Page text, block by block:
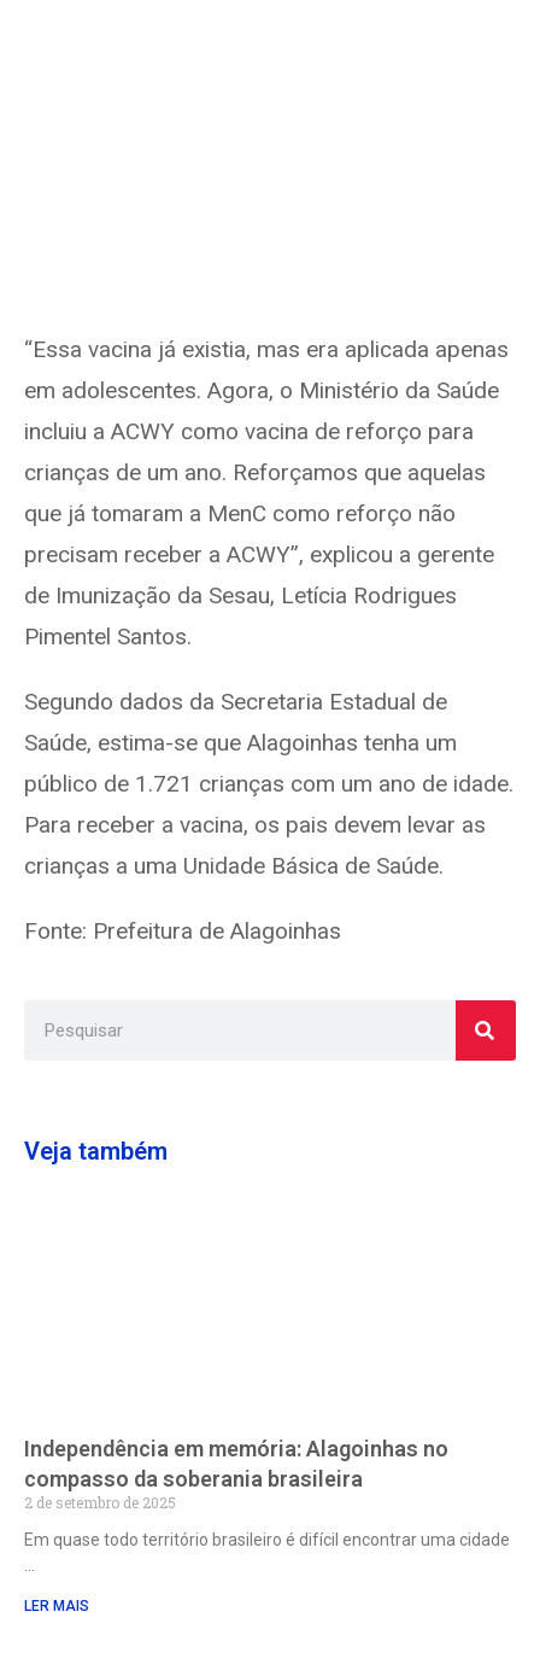
“Essa vacina já existia, mas era aplicada apenas
em adolescentes. Agora, o Ministério da Saúde
incluiu a ACWY como vacina de reforço para
crianças de um ano. Reforçamos que aquelas
que já tomaram a MenC como reforço não
precisam receber a ACWY”, explicou a gerente
de Imunização da Sesau, Letícia Rodrigues
Pimentel Santos.
Segundo dados da Secretaria Estadual de
Saúde, estima-se que Alagoinhas tenha um
público de 1.721 crianças com um ano de idade.
Para receber a vacina, os pais devem levar as
crianças a uma Unidade Básica de Saúde.
Fonte: Prefeitura de Alagoinhas
Veja também
Independência em memória: Alagoinhas no
compasso da soberania brasileira
2 de setembro de 2025
Em quase todo território brasileiro é difícil encontrar uma cidade
LER MAIS